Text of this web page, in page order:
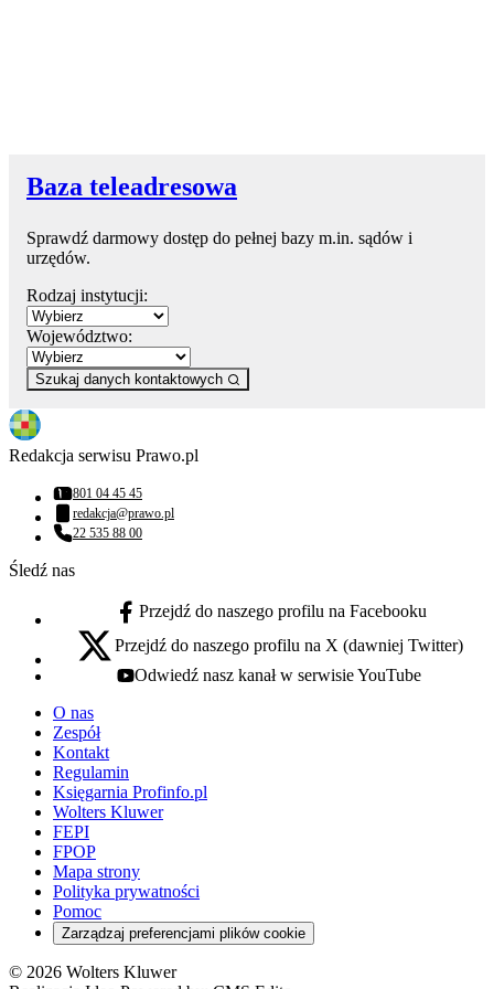
Baza teleadresowa
Sprawdź darmowy dostęp do pełnej bazy m.in. sądów i
urzędów.
Rodzaj instytucji:
Województwo:
Szukaj danych kontaktowych
Redakcja serwisu Prawo.pl
Numer telefonu:
801 04 45 45
Adres email:
redakcja@prawo.pl
Numer telefonu:
22 535 88 00
Śledź nas
facebook - otwiera się w nowej karcie
Przejdź do naszego profilu na Facebooku
x - otwiera się w nowej karcie
Przejdź do naszego profilu na X (dawniej Twitter)
youtube - otwiera się w nowej karcie
Odwiedź nasz kanał w serwisie YouTube
O nas
Zespół
Kontakt
Regulamin
Księgarnia Profinfo.pl
Wolters Kluwer
FEPI
FPOP
Mapa strony
Polityka prywatności
Pomoc
Zarządzaj preferencjami plików cookie
© 2026 Wolters Kluwer